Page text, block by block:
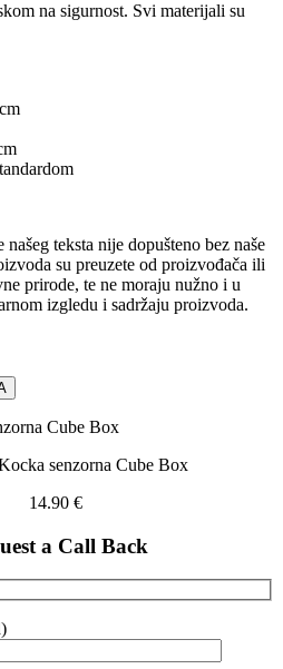
na sigurnost. Svi materijali su
teksta nije dopušteno bez naše
su preuzete od proizvođača ili
prirode, te ne moraju nužno i u
izgledu i sadržaju proizvoda.
senzorna Cube Box
14.90 €
a Call Back